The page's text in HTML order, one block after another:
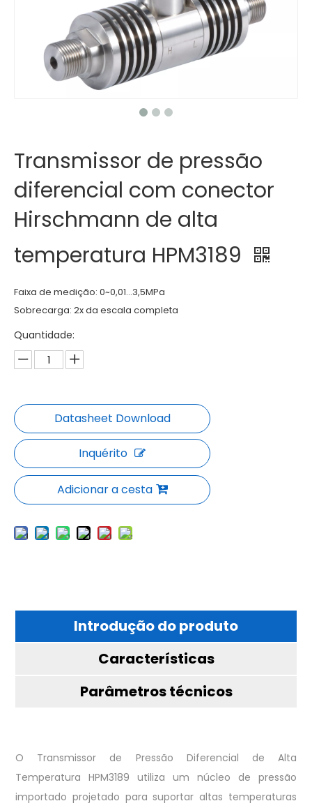
Transmissor de pressão
diferencial com conector
Hirschmann de alta
temperatura HPM3189
Faixa de medição: 0~0,01...3,5MPa
Sobrecarga: 2x da escala completa
Quantidade:
Inquérito
Adicionar a cesta
Introdução do produto
Características
Parâmetros técnicos
O Transmissor de Pressão Diferencial de Alta
Temperatura HPM3189 utiliza um núcleo de pressão
importado projetado para suportar altas temperaturas